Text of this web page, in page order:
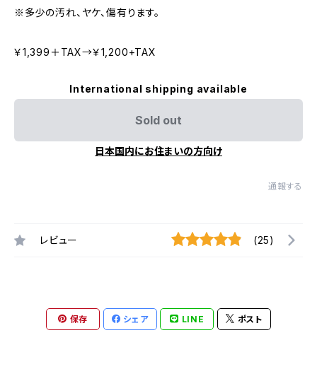
※多少の汚れ、ヤケ、傷有ります。
￥1,399＋TAX→￥1,200+TAX
International shipping available
Sold out
日本国内にお住まいの方向け
通報する
レビュー (25)
保存 シェア LINE ポスト